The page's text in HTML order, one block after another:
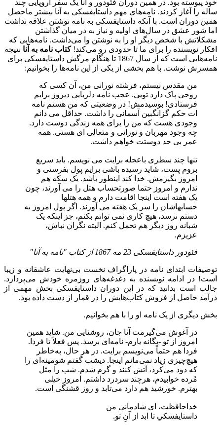
خود پیوسته بود. در همین دوران فئودور و آنا یک سفر اروپایی چند
ساله را آغاز کردند. نامه‌های مهم داستابفسکی به آنا بیشتر ماحصل
همین دوران است. با آنکه داستایفسکی به نامه نوشتن علاقه نداشت
اما شور عشق در سال‌های اولیه و نیاز به در میان گذاشتن
مشکلاتش با شخص دیگر او را به نوشتن وا می‌داشت. نامه‌هایی که
افکار نویسنده را برای ما تا حدودی رو می‌کند!کتاب نامه به آنا نتیجه
نامه‌هایی است که از سال 1867 تا هنگام مرگش داستایفسکی برای
همسرش نوشت. با هم بخشی از یکی از این نامه‌ها را بخوانیم:
من مقدس نیستم، فرشته نورانی من، آن کسی که
روحی پاک دارد تویی. عجب نامه دلربایی دیروز برایم
فرستادی! بوسیدمش! در وضعیتی که من هستم نامه
ات حکم گزانگبین آسمانی را داشت. حداقل می دانم
وجودی هست که من را برای همه زندگی دوست دارد.
چه وجود مهربان و نورانی و متعالی ای هستی. همه
عمر بی حد دوستت خواهم داشت.
تنها چند سطری باعجله برایت می نویسم. باید سریع
بروم پست، شاید رسیده باشی برایم پول بفرستی و
امروز بگیرمش. خدا کند اینطور باشد. یک سکه هم
ندارم و امروز حتما صورتحساب هتل را می آورند، چون
یک هفته است اینجا اقامت دارم و همه هتلها
حسابهاشان را سر یک هفته می آورند. اگر پول امروز به
دستم نرسد، هیچ کاری نمی توانم بکنم، جز اینکه یک
شبانه روز دیگر هم تحمل کنم. البته نگران نباش،
عزیزم.
فئودور داستایفسکی 23 مه 1867 از کتاب "نامه به آنا"
توصیفات ابتدای نامه در پاراگراف نخست بی‌نهایت عاشقانه و زیبا
است! در ادامه نویسنده به دغدغه‌های روزمره خودش می‌پردازد.
جالب است بدانید که در این دوران داستایفسکی بخش مهمی از
درآمد حاصل از فروش کتاب‌هایش را در قمار از دست داده بود.
بخش دیگری از یک نامه او را با هم بخوانیم.
در آغوش می‌گیرمت آنا جان، روشنایی من. شاید همین
امروز از تو -یگانه یارم- نامه‌ای برسد. پس فعلاً تا فردا.
فردا هم حتماً می‌نویسم برایت. در هر حال، به‌خاطر
هیچ‌چیزی زیاد نمی‌مانم اینجا. دیشب گفتم شومینه‌ای را
که دود می‌کرد، آتش کنند و گرم شدم. شب را مثل
مُرده خوابیدم، هرچند سردرد داشتم. امروز خیلی
بهترم. خورشید هم دارد می‌تابد و روز قشنگی است.
خداحافظت، ای شادمانی من
داستایفسکیِ تا ابد از آنِ تو.